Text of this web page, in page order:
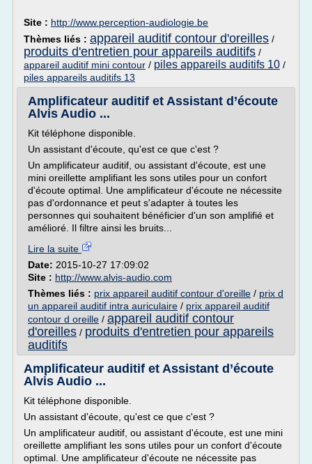
Site : http://www.perception-audiologie.be
Thèmes liés : appareil auditif contour d'oreilles /
produits d'entretien pour appareils auditifs /
appareil auditif mini contour / piles appareils auditifs 10 /
piles appareils auditifs 13
Amplificateur auditif et Assistant d’écoute
Alvis Audio ...
Kit téléphone disponible.
Un assistant d'écoute, qu'est ce que c'est ?
Un amplificateur auditif, ou assistant d'écoute, est une
mini oreillette amplifiant les sons utiles pour un confort
d'écoute optimal. Une amplificateur d'écoute ne nécessite
pas d'ordonnance et peut s'adapter à toutes les
personnes qui souhaitent bénéficier d'un son amplifié et
amélioré. Il filtre ainsi les bruits...
Lire la suite
Date: 2015-10-27 17:09:02
Site : http://www.alvis-audio.com
Thèmes liés : prix appareil auditif contour d'oreille / prix d
un appareil auditif intra auriculaire / prix appareil auditif
contour d oreille / appareil auditif contour
d'oreilles / produits d'entretien pour appareils
auditifs
Amplificateur auditif et Assistant d’écoute
Alvis Audio ...
Kit téléphone disponible.
Un assistant d'écoute, qu'est ce que c'est ?
Un amplificateur auditif, ou assistant d'écoute, est une mini
oreillette amplifiant les sons utiles pour un confort d'écoute
optimal. Une amplificateur d'écoute ne nécessite pas